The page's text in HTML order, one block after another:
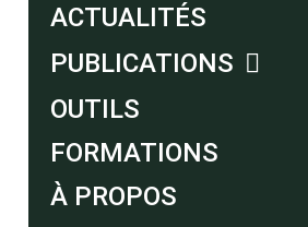
ACTUALITÉS
PUBLICATIONS
OUTILS
FORMATIONS
À PROPOS